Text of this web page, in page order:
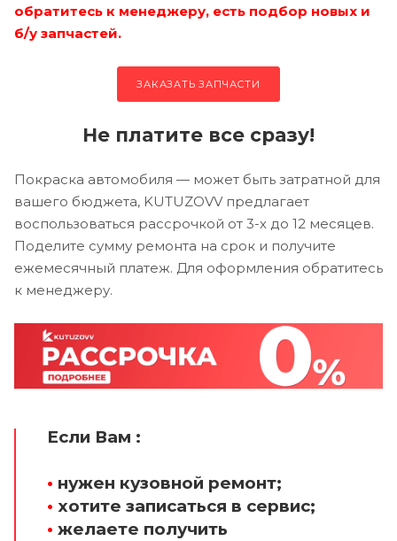
обратитесь к менеджеру, есть подбор новых и
б/у запчастей.
ЗАКАЗАТЬ ЗАПЧАСТИ
Не платите все сразу!
Покраска автомобиля — может быть затратной для
вашего бюджета, KUTUZOVV предлагает
воспользоваться рассрочкой от 3-х до 12 месяцев.
Поделите сумму ремонта на срок и получите
ежемесячный платеж. Для оформления обратитесь
к менеджеру.
Если Вам :
• нужен кузовной ремонт;
• хотите записаться в сервис;
• желаете получить